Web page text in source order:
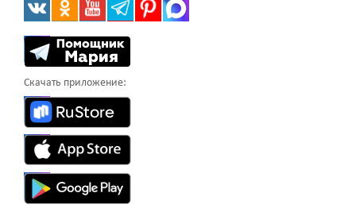
Скачать приложение: